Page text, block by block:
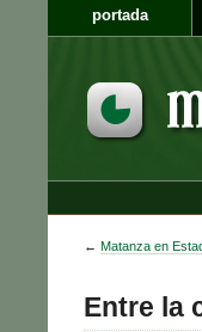
portada
← Matanza en
Entre la